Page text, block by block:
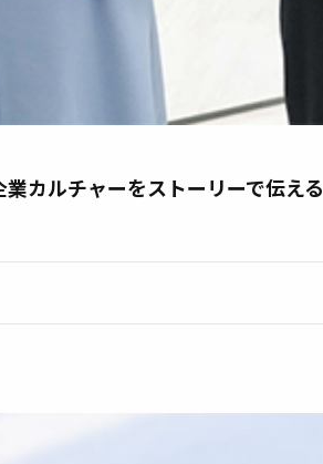
カルチャーをストーリーで伝える